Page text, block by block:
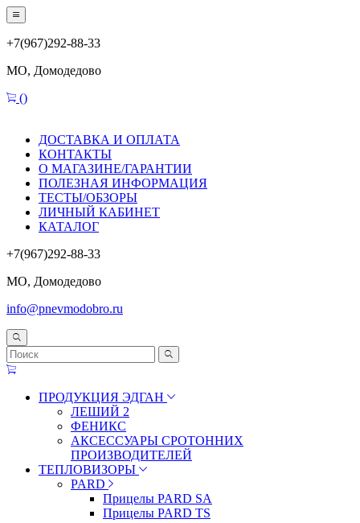
+7(967)292-88-33
МО, Домодедово
()
ДОСТАВКА И ОПЛАТА
КОНТАКТЫ
О МАГАЗИНЕ/ГАРАНТИИ
ПОЛЕЗНАЯ ИНФОРМАЦИЯ
ТЕСТЫ/ОБЗОРЫ
ЛИЧНЫЙ КАБИНЕТ
КАТАЛОГ
+7(967)292-88-33
МО, Домодедово
info@pnevmodobro.ru
ПРОДУКЦИЯ ЭДГАН
ЛЕШИЙ 2
ФЕНИКС
АКСЕССУАРЫ СРОТОННИХ
ПРОИЗВОДИТЕЛЕЙ
ТЕПЛОВИЗОРЫ
PARD
Прицелы PARD SA
Прицелы PARD TS